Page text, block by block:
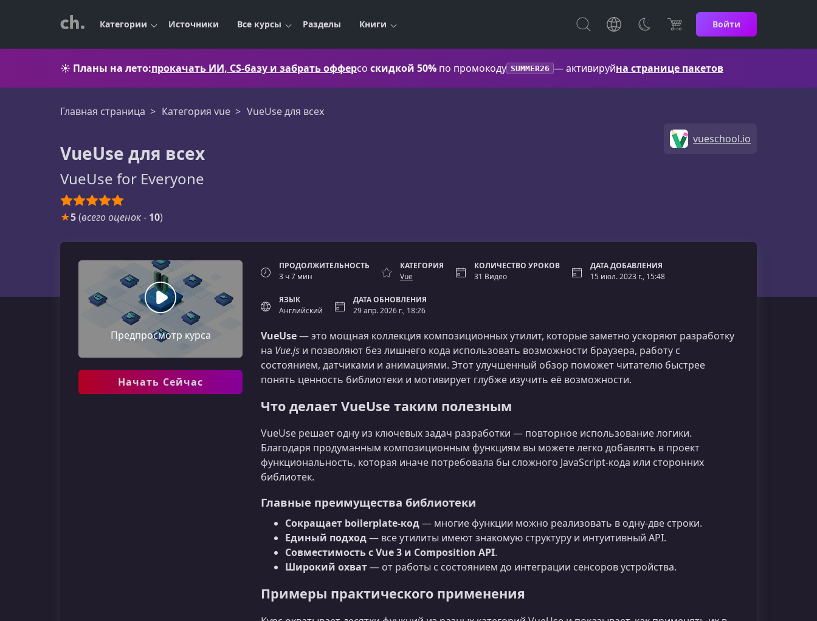
Категории Источники Все курсы Разделы Книги Войти
☀️ Планы на лето:прокачать ИИ, CS-базу и забрать офферсо скидкой 50% по промокоду SUMMER26 — активируйна странице пакетов
Главная страница Категория vue VueUse для всех
VueUse для всех
VueUse for Everyone
vueschool.io
★5(всего оценок- 10)
Предпросмотр курса
Начать Сейчас
ПРОДОЛЖИТЕЛЬНОСТЬ
3 ч 7 мин
КАТЕГОРИЯ
Vue
КОЛИЧЕСТВО УРОКОВ
31 Видео
ДАТА ДОБАВЛЕНИЯ
15 июл. 2023 г., 15:48
ЯЗЫК
Английский
ДАТА ОБНОВЛЕНИЯ
29 апр. 2026 г., 18:26
VueUse— это мощная коллекция композиционных утилит, которые заметно ускоряют разработку
на Vue.js и позволяют без лишнего кода использовать возможности браузера, работу с
состоянием, датчиками и анимациями. Этот улучшенный обзор поможет читателю быстрее
понять ценность библиотеки и мотивирует глубже изучить её возможности.
Что делает VueUse таким полезным
VueUse решает одну из ключевых задач разработки — повторное использование логики.
Благодаря продуманным композиционным функциям вы можете легко добавлять в проект
функциональность, которая иначе потребовала бы сложного JavaScript-кода или сторонних
библиотек.
Главные преимущества библиотеки
Сокращает boilerplate-код— многие функции можно реализовать в одну‑две строки.
Единый подход— все утилиты имеют знакомую структуру и интуитивный API.
Совместимость с Vue 3 и Composition API.
Широкий охват— от работы с состоянием до интеграции сенсоров устройства.
Примеры практического применения